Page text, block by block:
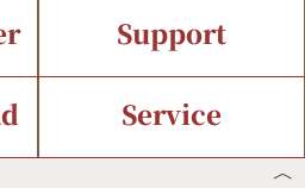
Current Status
Support
Service
︿